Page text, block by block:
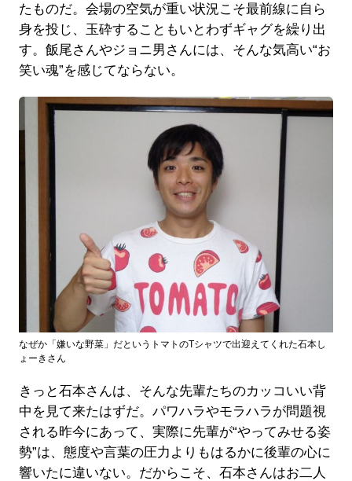
たものだ。会場の空気が重い状況こそ最前線に自ら
身を投じ、玉砕することもいとわずギャグを繰り出
す。飯尾さんやジョニ男さんには、そんな気高い“お
笑い魂”を感じてならない。
なぜか「嫌いな野菜」だというトマトのTシャツで出迎えてくれた石本し
ょーきさん
きっと石本さんは、そんな先輩たちのカッコいい背
中を見て来たはずだ。パワハラやモラハラが問題視
される昨今にあって、実際に先輩が“やってみせる姿
勢”は、態度や言葉の圧力よりもはるかに後輩の心に
響いたに違いない。だからこそ、石本さんはお二人